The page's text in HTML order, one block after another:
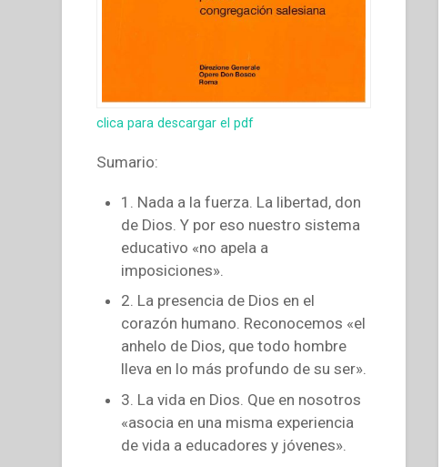
clica para descargar el pdf
Sumario:
1. Nada a la fuerza. La libertad, don
de Dios. Y por eso nuestro sistema
educativo «no apela a
imposiciones».
2. La presencia de Dios en el
corazón humano. Reconocemos «el
anhelo de Dios, que todo hombre
lleva en lo más profundo de su ser».
3. La vida en Dios. Que en nosotros
«asocia en una misma experiencia
de vida a educadores y jóvenes».